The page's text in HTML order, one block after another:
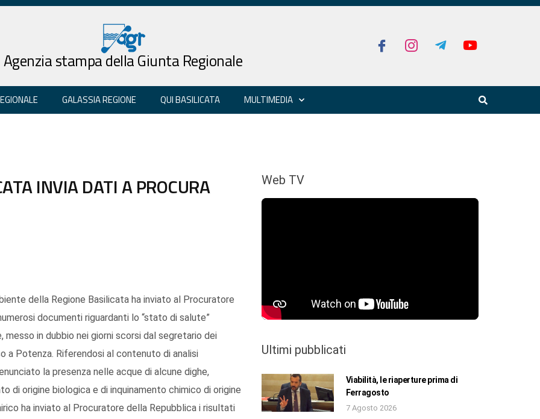
Agenzia stampa della Giunta Regionale
GALASSIA REGIONE QUI BASILICATA MULTIMEDIA
INVIA DATI A PROCURA
della Regione Basilicata ha inviato al Procuratore
documenti riguardanti lo “stato di salute”
in dubbio nei giorni scorsi dal segretario dei
a Potenza. Riferendosi al contenuto di analisi
la presenza nelle acque di alcune dighe,
di origine biologica e di inquinamento chimico di origine
ha inviato al Procuratore della Repubblica i risultati
Web TV
Ultimi pubblicati
Viabilità, le riaperture prima di
Ferragosto
7 Agosto 2026